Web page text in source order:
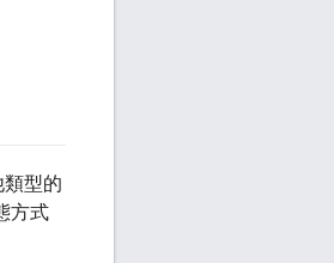
型的
方式